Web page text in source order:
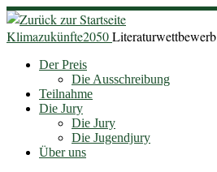
Zum
Inhalt
springen
Klimazukünfte2050Literaturwettbewerb
Der Preis
Die Ausschreibung
Teilnahme
Die Jury
Die Jury
Die Jugendjury
Über uns